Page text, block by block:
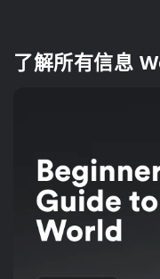
了解所有信息